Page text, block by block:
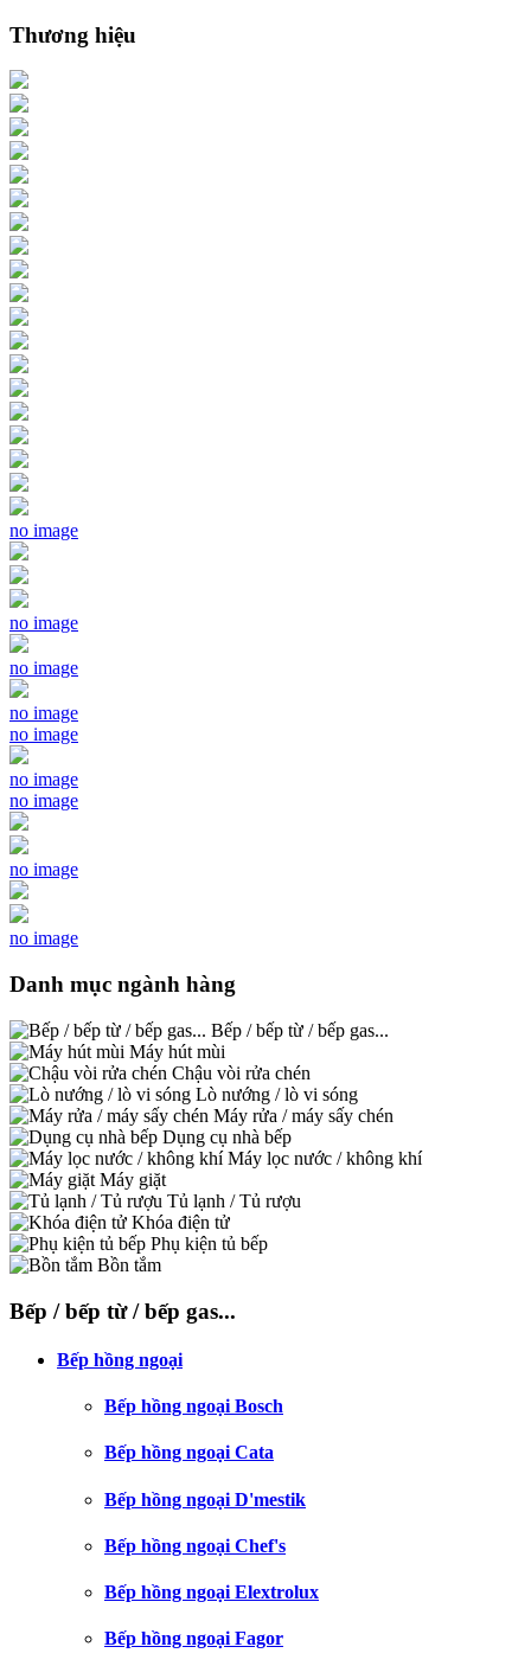
Thương hiệu
no image
no image
no image
no image
no image
no image
no image
no image
no image
Danh mục ngành hàng
Bếp / bếp từ / bếp gas...
Máy hút mùi
Chậu vòi rửa chén
Lò nướng / lò vi sóng
Máy rửa / máy sấy chén
Dụng cụ nhà bếp
Máy lọc nước / không khí
Máy giặt
Tủ lạnh / Tủ rượu
Khóa điện tử
Phụ kiện tủ bếp
Bồn tắm
Bếp / bếp từ / bếp gas...
Bếp hồng ngoại
Bếp hồng ngoại Bosch
Bếp hồng ngoại Cata
Bếp hồng ngoại D'mestik
Bếp hồng ngoại Chef's
Bếp hồng ngoại Elextrolux
Bếp hồng ngoại Fagor